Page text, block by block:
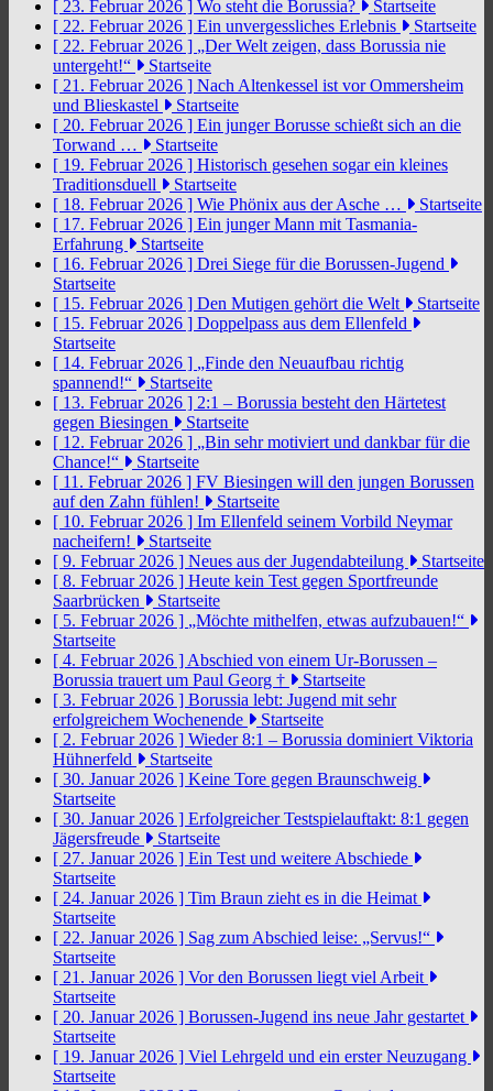
[ 23. Februar 2026 ] Wo steht die Borussia?
Startseite
[ 22. Februar 2026 ] Ein unvergessliches Erlebnis
Startseite
[ 22. Februar 2026 ] „Der Welt zeigen, dass Borussia nie
untergeht!“
Startseite
[ 21. Februar 2026 ] Nach Altenkessel ist vor Ommersheim
und Blieskastel
Startseite
[ 20. Februar 2026 ] Ein junger Borusse schießt sich an die
Torwand …
Startseite
[ 19. Februar 2026 ] Historisch gesehen sogar ein kleines
Traditionsduell
Startseite
[ 18. Februar 2026 ] Wie Phönix aus der Asche …
Startseite
[ 17. Februar 2026 ] Ein junger Mann mit Tasmania-
Erfahrung
Startseite
[ 16. Februar 2026 ] Drei Siege für die Borussen-Jugend
Startseite
[ 15. Februar 2026 ] Den Mutigen gehört die Welt
Startseite
[ 15. Februar 2026 ] Doppelpass aus dem Ellenfeld
Startseite
[ 14. Februar 2026 ] „Finde den Neuaufbau richtig
spannend!“
Startseite
[ 13. Februar 2026 ] 2:1 – Borussia besteht den Härtetest
gegen Biesingen
Startseite
[ 12. Februar 2026 ] „Bin sehr motiviert und dankbar für die
Chance!“
Startseite
[ 11. Februar 2026 ] FV Biesingen will den jungen Borussen
auf den Zahn fühlen!
Startseite
[ 10. Februar 2026 ] Im Ellenfeld seinem Vorbild Neymar
nacheifern!
Startseite
[ 9. Februar 2026 ] Neues aus der Jugendabteilung
Startseite
[ 8. Februar 2026 ] Heute kein Test gegen Sportfreunde
Saarbrücken
Startseite
[ 5. Februar 2026 ] „Möchte mithelfen, etwas aufzubauen!“
Startseite
[ 4. Februar 2026 ] Abschied von einem Ur-Borussen –
Borussia trauert um Paul Georg †
Startseite
[ 3. Februar 2026 ] Borussia lebt: Jugend mit sehr
erfolgreichem Wochenende
Startseite
[ 2. Februar 2026 ] Wieder 8:1 – Borussia dominiert Viktoria
Hühnerfeld
Startseite
[ 30. Januar 2026 ] Keine Tore gegen Braunschweig
Startseite
[ 30. Januar 2026 ] Erfolgreicher Testspielauftakt: 8:1 gegen
Jägersfreude
Startseite
[ 27. Januar 2026 ] Ein Test und weitere Abschiede
Startseite
[ 24. Januar 2026 ] Tim Braun zieht es in die Heimat
Startseite
[ 22. Januar 2026 ] Sag zum Abschied leise: „Servus!“
Startseite
[ 21. Januar 2026 ] Vor den Borussen liegt viel Arbeit
Startseite
[ 20. Januar 2026 ] Borussen-Jugend ins neue Jahr gestartet
Startseite
[ 19. Januar 2026 ] Viel Lehrgeld und ein erster Neuzugang
Startseite